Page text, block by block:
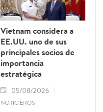
Vietnam considera a
EE.UU. uno de sus
principales socios de
importancia
estratégica
05/08/2026
NOTICIEROS